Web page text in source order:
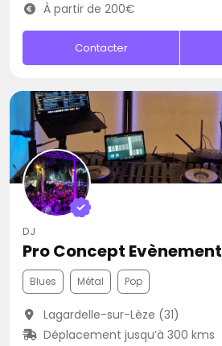
À partir de 200€
Contacter
DJ
Pro Concept Evènement
Blues Métal Pop
Lagardelle-sur-Lèze (31)
Déplacement jusqu’à 300 kms